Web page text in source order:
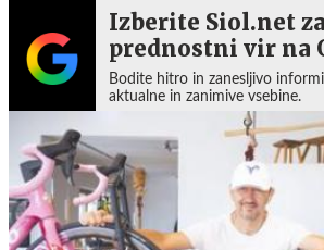
Izberite Siol.net
prednostni vir na
Bodite hitro in zanesljivo
aktualne in zanimive vsebine.